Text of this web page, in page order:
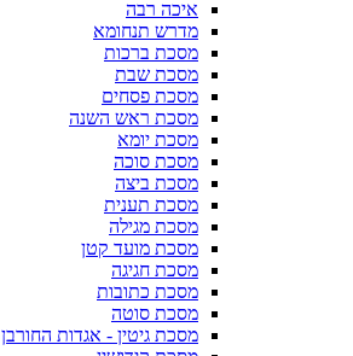
איכה רבה
מדרש תנחומא
מסכת ברכות
מסכת שבת
מסכת פסחים
מסכת ראש השנה
מסכת יומא
מסכת סוכה
מסכת ביצה
מסכת תענית
מסכת מגילה
מסכת מועד קטן
מסכת חגיגה
מסכת כתובות
מסכת סוטה
מסכת גיטין - אגדות החורבן